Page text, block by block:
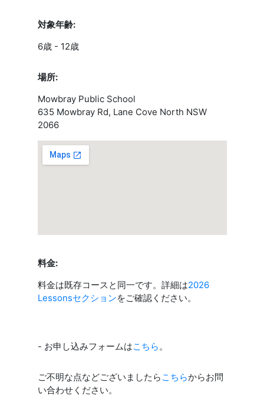
対象年齢:
6歳 - 12歳
場所:
Mowbray Public School
635 Mowbray Rd, Lane Cove North NSW
2066
料金:
料金は既存コースと同一です。詳細は2026
Lessonsセクションをご確認ください。
- お申し込みフォームはこちら。
ご不明な点などございましたら こちらからお問
い合わせください。